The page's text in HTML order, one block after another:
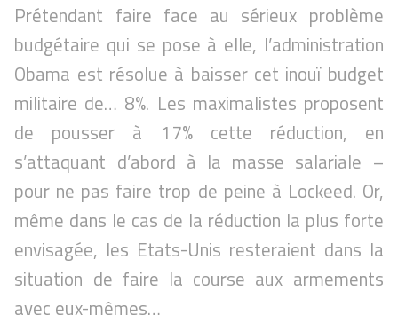
Prétendant faire face au sérieux problème
budgétaire qui se pose à elle, l’administration
Obama est résolue à baisser cet inouï budget
militaire de… 8%. Les maximalistes proposent
de pousser à 17% cette réduction, en
s’attaquant d’abord à la masse salariale –
pour ne pas faire trop de peine à Lockeed. Or,
même dans le cas de la réduction la plus forte
envisagée, les Etats-Unis resteraient dans la
situation de faire la course aux armements
avec eux-mêmes…